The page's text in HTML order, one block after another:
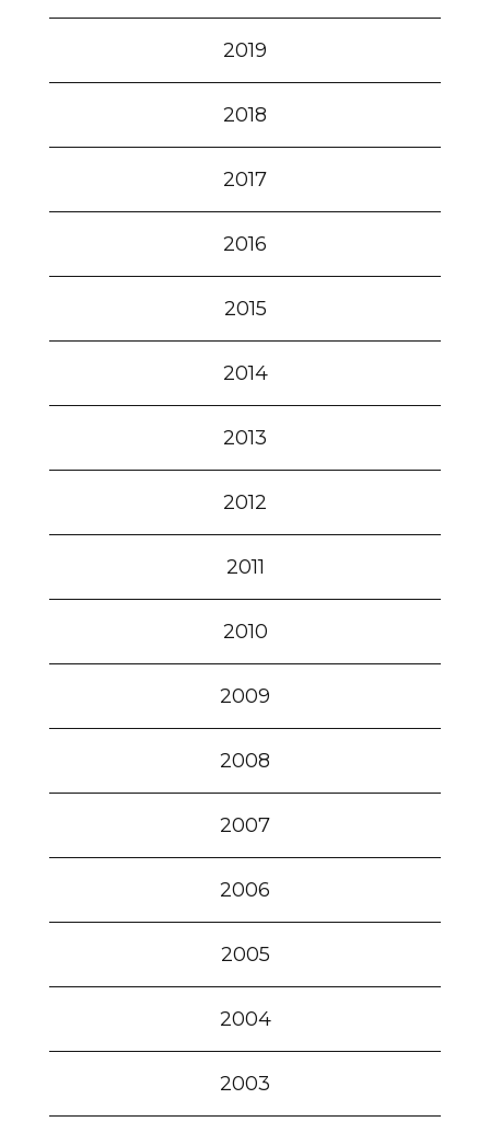
2019
2018
2017
2016
2015
2014
2013
2012
2011
2010
2009
2008
2007
2006
2005
2004
2003